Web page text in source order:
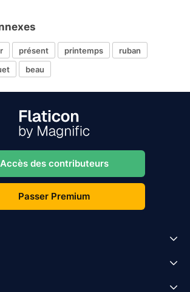
présent printemps
ruban
beau
Accès des contributeurs
Passer Premium